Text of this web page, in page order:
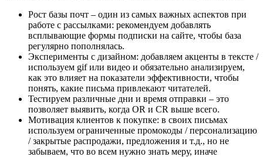
Рост базы почт – один из самых важных аспектов при
работе с рассылками: рекомендуем добавлять
всплывающие формы подписки на сайте, чтобы база
регулярно пополнялась.
Эксперименты с дизайном: добавляем акценты в тексте /
используем gif или видео и обязательно анализируем,
как это влияет на показатели эффективности, чтобы
понять, какие письма привлекают читателей.
Тестируем различные дни и время отправки – это
позволяет выявить, когда OR и CR выше всего.
Мотивация клиентов к покупке: в своих письмах
используем ограниченные промокоды / персонализацию
/ закрытые распродажи, предложения и т.д., но не
забываем, что во всем нужно знать меру, иначе